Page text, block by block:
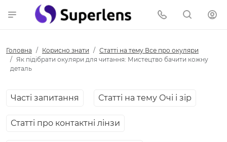
Головна Корисно знати
Статті на тему Все про окуляри
Як підібрати окуляри для читання: Мистецтво бачити кожну
деталь
Часті запитання Статті на тему Очі і зір
Статті про контактні лінзи